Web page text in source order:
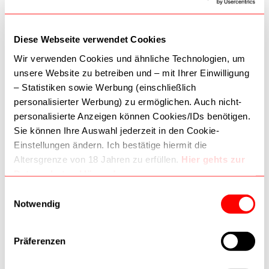
Diese Webseite verwendet Cookies
Wir verwenden Cookies und ähnliche Technologien, um
unsere Website zu betreiben und – mit Ihrer Einwilligung
– Statistiken sowie Werbung (einschließlich
personalisierter Werbung) zu ermöglichen. Auch nicht-
personalisierte Anzeigen können Cookies/IDs benötigen.
Sie können Ihre Auswahl jederzeit in den Cookie-
Einstellungen ändern. Ich bestätige hiermit die
Altersgrenze von 18 Jahren zu erfüllen. Hier gehts zur
Google Daten nutzt:
Wie Google Informationen von Websites/Apps nutzt
Verantwortungsvoller Umgang mit Geschäftsdaten
Notwendig
Präferenzen
Schärfen
Leatherman x
Worksharp
Messerschärfer
76833023
24,90 €
In den Warenkorb
Schärfen
Messerschärfer
Compact UM 63050773
9,90 €
In den Warenkorb
Zur Wunschliste Zur Wunschliste